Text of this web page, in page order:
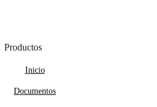
Productos
Inicio
Documentos